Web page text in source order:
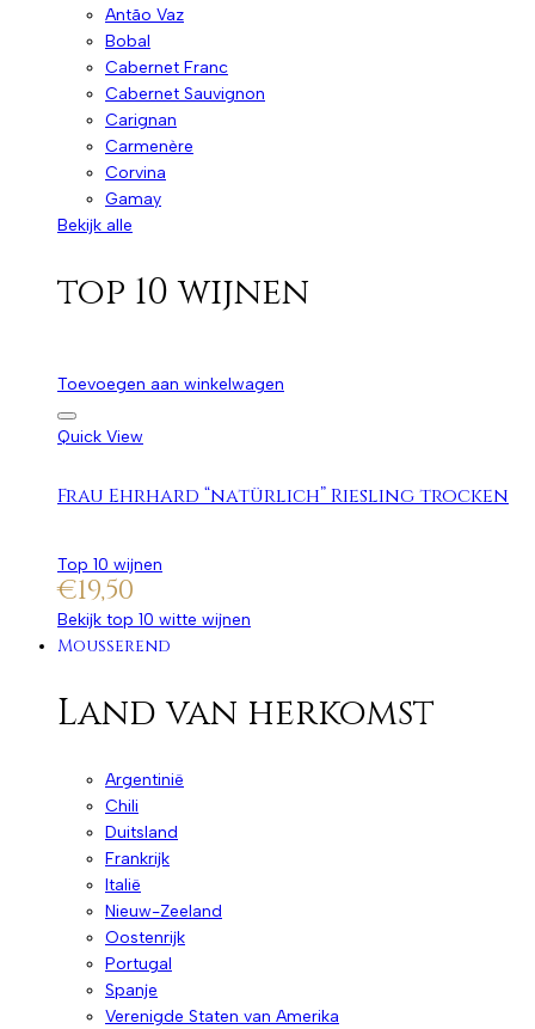
Antão Vaz
Bobal
Cabernet Franc
Cabernet Sauvignon
Carignan
Carmenère
Corvina
Gamay
Bekijk alle
top 10 wijnen
Toevoegen aan winkelwagen
Quick View
Frau Ehrhard “natürlich” Riesling trocken
Top 10 wijnen
€19,50
Bekijk top 10 witte wijnen
Mousserend
Land van herkomst
Argentinië
Chili
Duitsland
Frankrijk
Italië
Nieuw-Zeeland
Oostenrijk
Portugal
Spanje
Verenigde Staten van Amerika